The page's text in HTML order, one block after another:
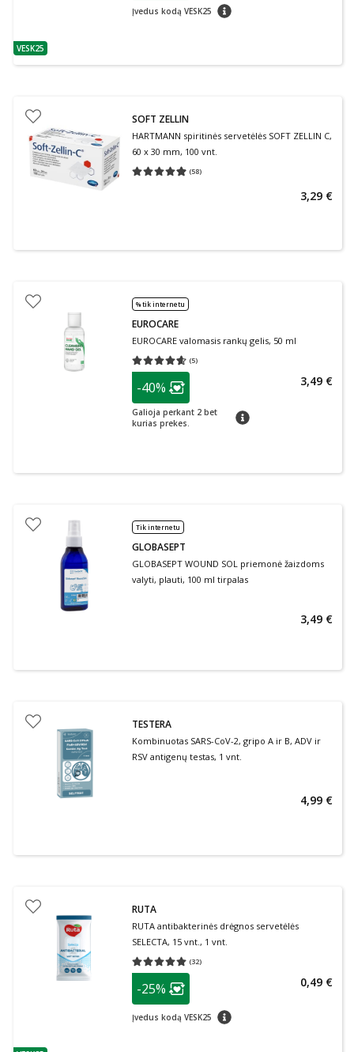
patarimas
VESK25
Įvedus kodą VESK25 patarimas
SOFT ZELLIN
HARTMANN spiritinės servetėlės SOFT ZELLIN C,
60 x 30 mm, 100 vnt.
(58)
Vidutinis įvertinimas 4.91
3,29 €
% tik internetu
EUROCARE
EUROCARE valomasis rankų gelis, 50 ml
(5)
Vidutinis įvertinimas 4.60
patarimas
Lojalumo klubo narių nuolaida
-40%
Galioja perkant 2 bet
kurias prekes.
patarimas
3,49 €
Tik internetu
GLOBASEPT
GLOBASEPT WOUND SOL priemonė žaizdoms
valyti, plauti, 100 ml tirpalas
3,49 €
TESTERA
Kombinuotas SARS-CoV-2, gripo A ir B, ADV ir
RSV antigenų testas, 1 vnt.
4,99 €
RUTA
RUTA antibakterinės drėgnos servetėlės
SELECTA, 15 vnt., 1 vnt.
(32)
Vidutinis įvertinimas 5.00
patarimas
Lojalumo klubo narių nuolaida
-25%
Įvedus kodą VESK25 patarimas
0,49 €